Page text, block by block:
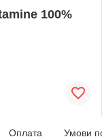
100%
Оплата Умови